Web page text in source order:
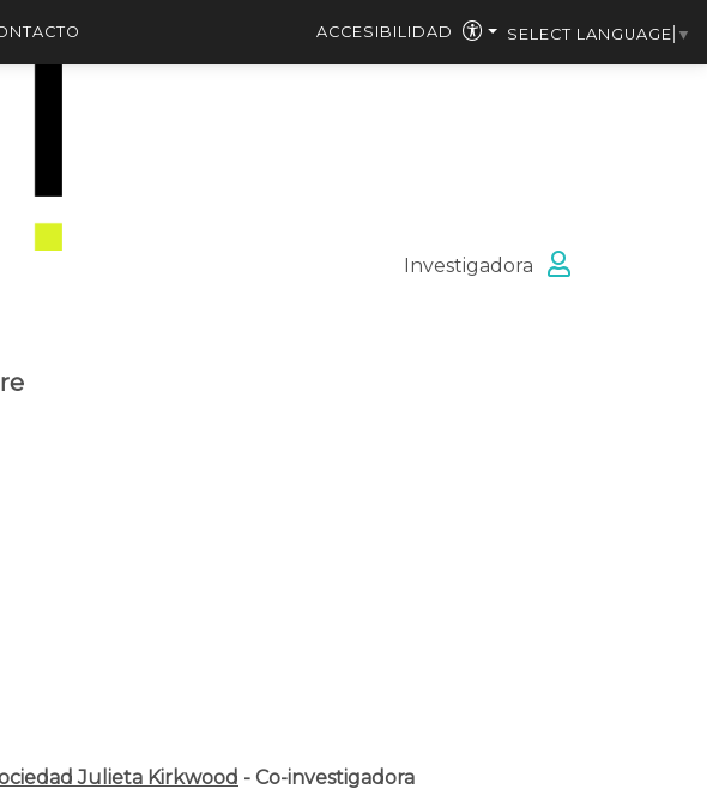
ACCESIBILIDAD SELECT LANGUAGE ▼
Investigadora
Julieta Kirkwood - Co-investigadora